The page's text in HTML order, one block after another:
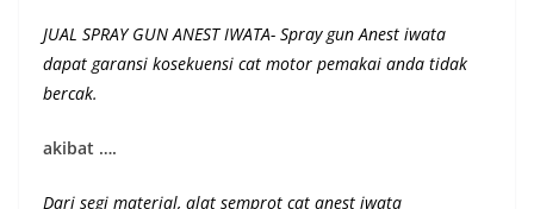
JUAL SPRAY GUN ANEST IWATA- Spray gun Anest iwata
dapat garansi kosekuensi cat motor pemakai anda tidak
bercak.
akibat ….
Dari segi material, alat semprot cat anest iwata